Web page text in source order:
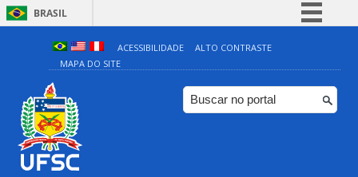
BRASIL
Simplifique!
Comunica BR
Participe
ACESSIBILIDADE
ALTO CONTRASTE
MAPA DO SITE